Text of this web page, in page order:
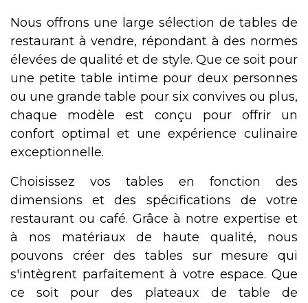
Nous offrons une large sélection de tables de
restaurant à vendre, répondant à des normes
élevées de qualité et de style. Que ce soit pour
une petite table intime pour deux personnes
ou une grande table pour six convives ou plus,
chaque modèle est conçu pour offrir un
confort optimal et une expérience culinaire
exceptionnelle.
Choisissez vos tables en fonction des
dimensions et des spécifications de votre
restaurant ou café. Grâce à notre expertise et
à nos matériaux de haute qualité, nous
pouvons créer des tables sur mesure qui
s'intègrent parfaitement à votre espace. Que
ce soit pour des plateaux de table de